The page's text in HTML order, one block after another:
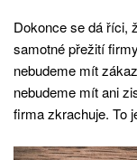
Dokonce se dá říci,
samotné přežití
nebudeme mít
nebudeme mít ani
firma zkrachuje. To